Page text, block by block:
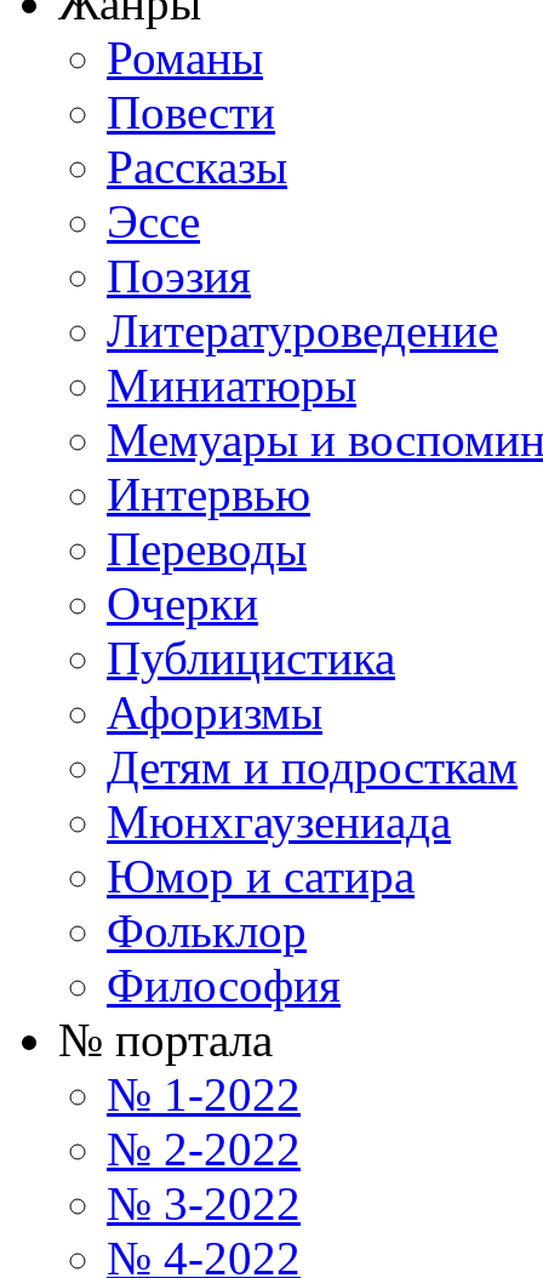
Романы
Повести
Рассказы
Эссе
Поэзия
Литературоведение
Миниатюры
Мемуары и
Интервью
Переводы
Очерки
Публицистика
Афоризмы
Детям и подросткам
Мюнхгаузениада
Юмор и сатира
Фольклор
Философия
№ портала
№ 1-2022
№ 2-2022
№ 3-2022
№ 4-2022